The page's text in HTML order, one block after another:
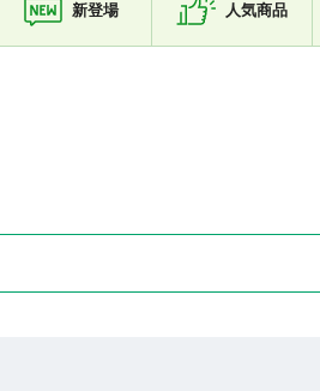
新登場 人気商品